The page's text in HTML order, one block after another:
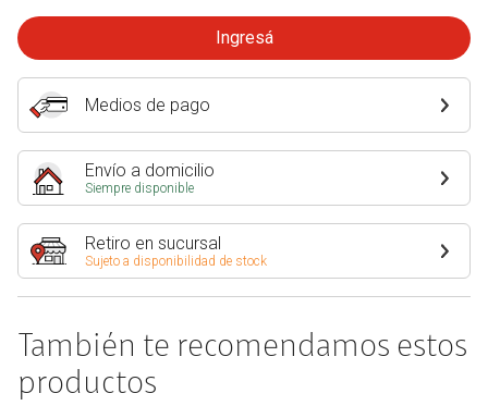
Ingresá
Medios de pago
Envío a domicilio
Siempre disponible
Retiro en sucursal
Sujeto a disponibilidad de stock
También te recomendamos estos
productos